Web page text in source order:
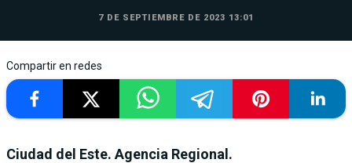
7 DE SEPTIEMBRE DE 2023 13:01
Compartir en redes
Ciudad del Este. Agencia Regional.